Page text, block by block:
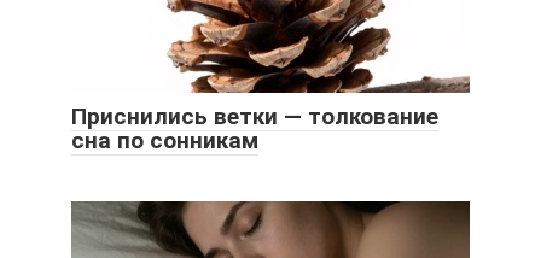
Приснились ветки — толкование
сна по сонникам